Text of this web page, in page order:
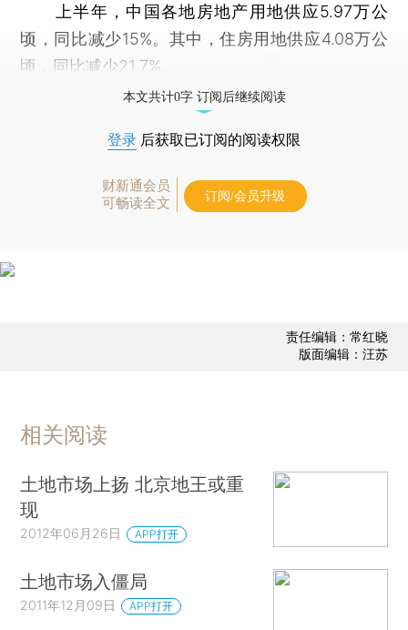
上半年，中国各地房地产用地供应5.97万公
顷，同比减少15%。其中，住房用地供应4.08万公
顷，同比减少21.7%。
本文共计0字 订阅后继续阅读
登录 后获取已订阅的阅读权限
财新通会员
可畅读全文
订阅/会员升级
责任编辑：常红晓
版面编辑：汪苏
相关阅读
土地市场上扬 北京地王或重
现
2012年06月26日 APP打开
土地市场入僵局
2011年12月09日 APP打开